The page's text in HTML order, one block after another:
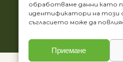
обработваме данни като
идентификатори на този
съгласието може да
Приемане